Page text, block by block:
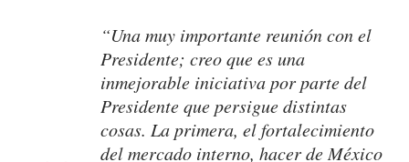
“Una muy importante reunión con el
Presidente; creo que es una
inmejorable iniciativa por parte del
Presidente que persigue distintas
cosas. La primera, el fortalecimiento
del mercado interno, hacer de México